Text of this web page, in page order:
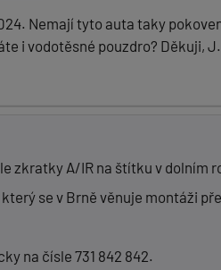
Nemají tyto auta taky
i vodotěsné pouzdro? Děkuji,
zkratky A/IR na štítku v dolním
se v Brně věnuje montáži
na čísle 731 842 842.